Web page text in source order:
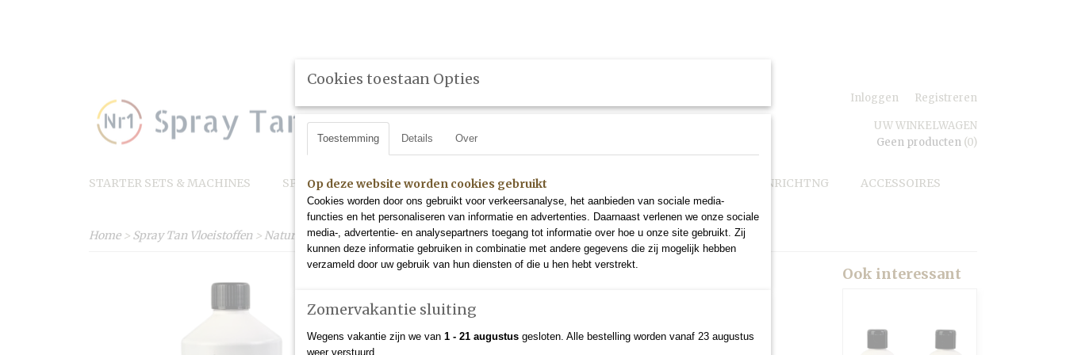
Inloggen Registreren
UW WINKELWAGEN
Geen producten (0)
STARTER SETS & MACHINES SPRAY TAN VLOEISTOFFEN (ONLINE) CURSUS SALON INRICHTNG ACCESSOIRES
Home> Spray Tan Vloeistoffen> Natural Tan 14% (1 liter)
Natural Tan 14% (1 liter)
€ 75,50
✓Op voorraad
Ook interessant
Cookies toestaan Opties
Toestemming Details Over
Op deze website worden cookies gebruikt
Cookies worden door ons gebruikt voor verkeersanalyse, het aanbieden van sociale media-
functies en het personaliseren van informatie en advertenties. Daarnaast verlenen we onze sociale
media-, advertentie- en analysepartners toegang tot informatie over hoe u onze site gebruikt. Zij
kunnen deze informatie gebruiken in combinatie met andere gegevens die zij mogelijk hebben
verzameld door uw gebruik van hun diensten of die u hen hebt verstrekt.
Zomervakantie sluiting
Wegens vakantie zijn we van 1 - 21 augustus gesloten. Alle bestelling worden vanaf 23 augustus
weer verstuurd